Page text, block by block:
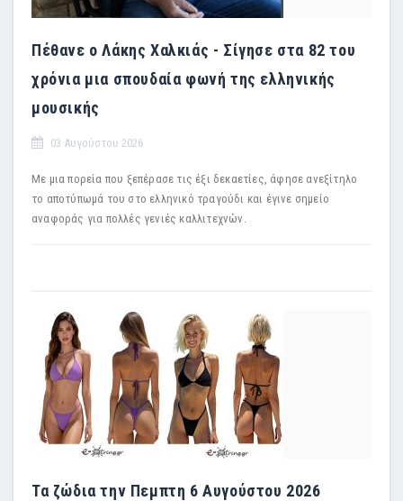
Πέθανε ο Λάκης Χαλκιάς - Σίγησε στα 82 του
χρόνια μια σπουδαία φωνή της ελληνικής
μουσικής
03 Αυγούστου 2026
Με μια πορεία που ξεπέρασε τις έξι δεκαετίες, άφησε ανεξίτηλο
το αποτύπωμά του στο ελληνικό τραγούδι και έγινε σημείο
αναφοράς για πολλές γενιές καλλιτεχνών.
Τα ζώδια την Πεμπτη 6 Αυγούστου 2026